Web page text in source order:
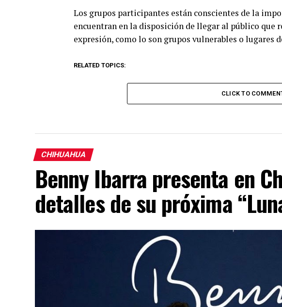
Los grupos participantes están conscientes de la
encuentran en la disposición de llegar al público que
expresión, como lo son grupos vulnerables o lugares
RELATED TOPICS:
CLICK TO
CHIHUAHUA
Benny Ibarra presenta en
detalles de su próxima